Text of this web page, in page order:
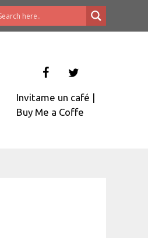
Invitame un café |
Buy Me a Coffe